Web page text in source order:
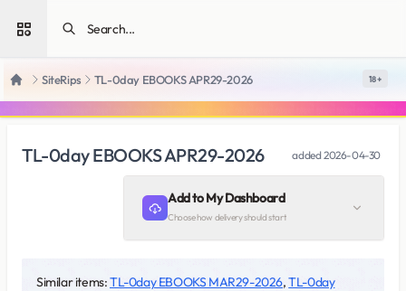
Open sidebar
HomeSiteRips TL-0day EBOOKS APR29-2026 18 +
TL-0day EBOOKS APR29-2026 added2026-04-30
Add to My Dashboard
Choose how delivery should start
Similar items:TL-0day EBOOKS MAR29-2026,TL-0day